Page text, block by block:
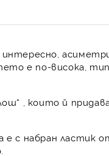
е по-висока,
, които й
с набран ластик